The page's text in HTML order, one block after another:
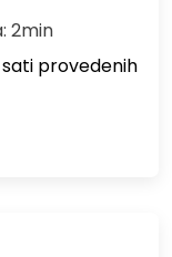
2min
provedenih